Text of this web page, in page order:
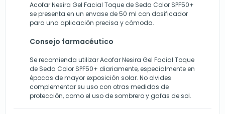
Acofar Nesira Gel Facial Toque de Seda Color SPF50+
se presenta en un envase de 50 ml con dosificador
para una aplicación precisa y cómoda.
Consejo farmacéutico
Se recomienda utilizar Acofar Nesira Gel Facial Toque
de Seda Color SPF50+ diariamente, especialmente en
épocas de mayor exposición solar. No olvides
complementar su uso con otras medidas de
protección, como el uso de sombrero y gafas de sol.